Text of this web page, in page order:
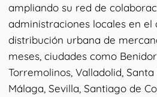
ampliando su red de
administraciones locales en el
distribución urbana de
meses, ciudades como
Torremolinos, Valladolid, Santa
Málaga, Sevilla, Santiago de